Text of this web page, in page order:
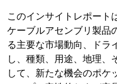
このインサイトレポート
ケーブルアセンブリ製品
る主要な市場動向、ドラ
し、種類、用途、地理、
して、新たな機会のポケ